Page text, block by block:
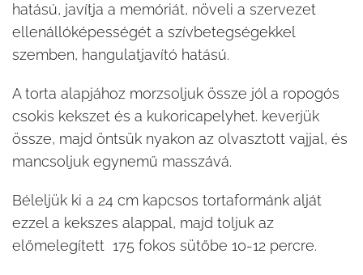
hatású, javítja a memóriát, növeli a szervezet
ellenállóképességét a szívbetegségekkel
szemben, hangulatjavító hatású.
A torta alapjához morzsoljuk össze jól a ropogós
csokis kekszet és a kukoricapelyhet. keverjük
össze, majd öntsük nyakon az olvasztott vajjal, és
mancsoljuk egynemű masszává.
Béleljük ki a 24 cm kapcsos tortaformánk alját
ezzel a kekszes alappal, majd toljuk az
előmelegített 175 fokos sütőbe 10-12 percre.